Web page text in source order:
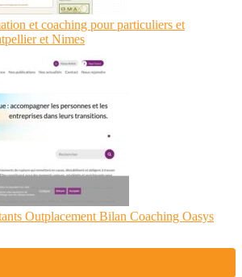
et coaching pour par­ticu­liers et
et Nimes
Outplace­ment Bilan Coaching Oasys